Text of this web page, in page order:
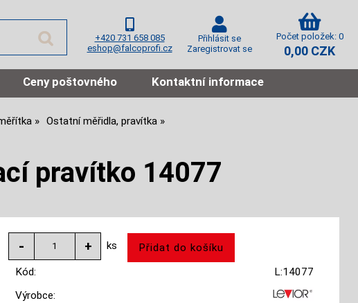
+420 731 658 085
eshop@falcoprofi.cz
Přihlásit se
Zaregistrovat se
Počet položek: 0
0,00 CZK
Ceny poštovného Kontaktní informace
Ostatní měřidla, pravítka
pravítko 14077
ks
Kód:
L:14077
Výrobce: